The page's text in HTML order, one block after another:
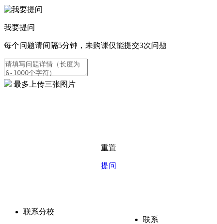
我要提问
每个问题请间隔5分钟，未购课仅能提交3次问题
最多上传三张图片
重置
提问
联系分校
联系